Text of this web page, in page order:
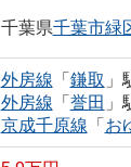
千葉県千葉市緑
外房線 「 鎌取 」
外房線 「 誉田 」
京成千原線 「 お